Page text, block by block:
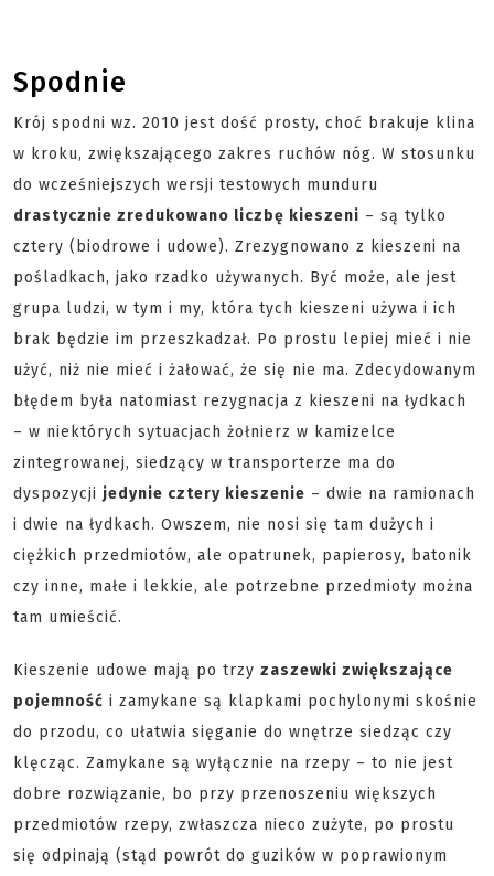
Spodnie
Krój spodni wz. 2010 jest dość prosty, choć brakuje klina
w kroku, zwiększającego zakres ruchów nóg. W stosunku
do wcześniejszych wersji testowych munduru
drastycznie zredukowano liczbę kieszeni – są tylko
cztery (biodrowe i udowe). Zrezygnowano z kieszeni na
pośladkach, jako rzadko używanych. Być może, ale jest
grupa ludzi, w tym i my, która tych kieszeni używa i ich
brak będzie im przeszkadzał. Po prostu lepiej mieć i nie
użyć, niż nie mieć i żałować, że się nie ma. Zdecydowanym
błędem była natomiast rezygnacja z kieszeni na łydkach
– w niektórych sytuacjach żołnierz w kamizelce
zintegrowanej, siedzący w transporterze ma do
dyspozycji jedynie cztery kieszenie – dwie na ramionach
i dwie na łydkach. Owszem, nie nosi się tam dużych i
ciężkich przedmiotów, ale opatrunek, papierosy, batonik
czy inne, małe i lekkie, ale potrzebne przedmioty można
tam umieścić.
Kieszenie udowe mają po trzy zaszewki zwiększające
pojemność i zamykane są klapkami pochylonymi skośnie
do przodu, co ułatwia sięganie do wnętrze siedząc czy
klęcząc. Zamykane są wyłącznie na rzepy – to nie jest
dobre rozwiązanie, bo przy przenoszeniu większych
przedmiotów rzepy, zwłaszcza nieco zużyte, po prostu
się odpinają (stąd powrót do guzików w poprawionym